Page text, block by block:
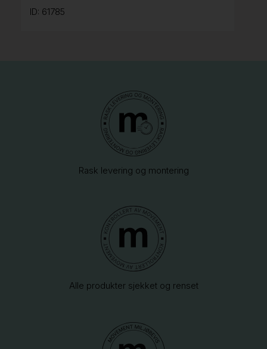
ID: 61785
Rask levering og montering
Alle produkter sjekket og renset